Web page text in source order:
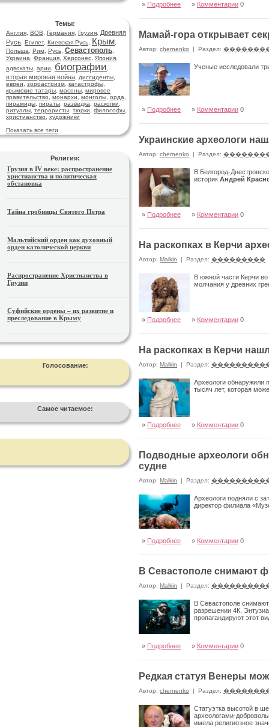
Темы:
Англия ВОВ Германия Грузия
Древняя
Русь Египет, Киевская Русь Крым
Польша
Рим Русь Севастополь
Украина
Франция Херсонес Япония
адвокаты арии биографии
вторая мировая война диссиденты
евреи
зороастризм катастрофы
крымские татары масоны мировое
правительство
монархи монголы орда
пирамиды пираты разведка раскопки
ритуалы террористы тюрки философы
христианство
художники
Показать все теги
Религия:
Грузия в IV веке: распространение
христианства и политическая
обстановка
Тайна гробницы Святого Петра
Мальтийский орден как духовный
орден католической церкви
Распространение Христианства в
Грузии
Суфийские ордены – их развитие и
преследование в Крыму
Голосование:
Самое читаемое:
» Подробнее » Комментарии 0
Мамай-гора открывает
Автор: chernenko | Раздел:
Ученые исследовали
» Подробнее » Комментарии 0
Украинские археологи
Автор: chernenko | Раздел:
В Белгород-
историк Андрей
» Подробнее » Комментарии 0
На раскопках в Керчи
Автор: Malkin | Раздел: ���������
В южной части Керчи во
молчания у древних
» Подробнее » Комментарии 0
На раскопках в Керчи
Автор: Malkin | Раздел:
Археологи обнаружили
тысяч лет, которая
» Подробнее » Комментарии 0
Подводные археологи
судне
Автор: Malkin | Раздел:
Археологи подняли с
директор филиала
» Подробнее » Комментарии 0
В Севастополе снимают
Автор: Malkin | Раздел:
В Севастополе
разрешении 4К.
пропагандируют этот
» Подробнее » Комментарии 0
Редкая статуя Венеры
Автор: chernenko | Раздел:
Статуэтка высотой в
археологами-
имела религиозное